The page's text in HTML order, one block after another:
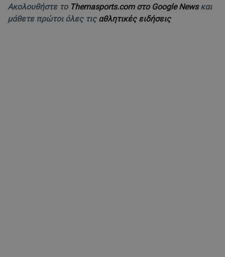
Ακολουθήστε το Themasports.com στο Google Newsκαι
μάθετε πρώτοι όλες τις αθλητικές ειδήσεις